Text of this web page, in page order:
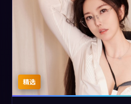
精选